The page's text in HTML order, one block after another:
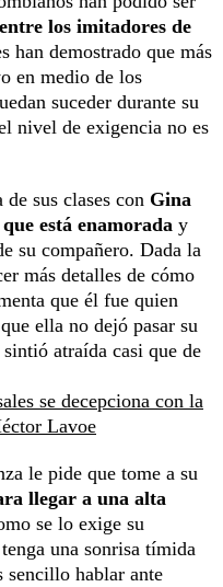
los imitadores de
han demostrado que más
en medio de los
suceder durante su
nivel de exigencia no es
sus clases con Gina
está enamorada y
su compañero. Dada la
más detalles de cómo
que él fue quien
ella no dejó pasar su
atraída casi que de
se decepciona con la
Lavoe
le pide que tome a su
llegar a una alta
se lo exige su
una sonrisa tímida
sencillo hablar ante